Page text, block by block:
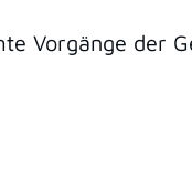
Vorgänge der